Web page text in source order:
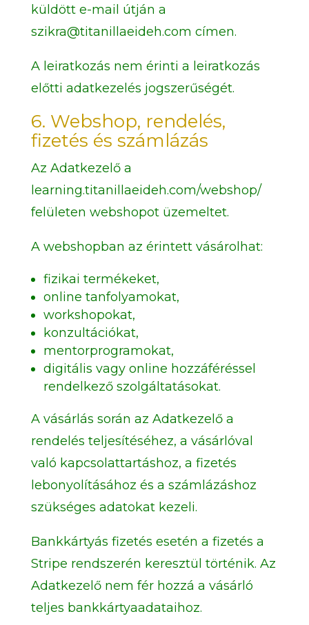
küldött e-mail útján a
szikra@titanillaeideh.com címen.
A leiratkozás nem érinti a leiratkozás
előtti adatkezelés jogszerűségét.
6. Webshop, rendelés,
fizetés és számlázás
Az Adatkezelő a
learning.titanillaeideh.com/webshop/
felületen webshopot üzemeltet.
A webshopban az érintett vásárolhat:
fizikai termékeket,
online tanfolyamokat,
workshopokat,
konzultációkat,
mentorprogramokat,
digitális vagy online hozzáféréssel
rendelkező szolgáltatásokat.
A vásárlás során az Adatkezelő a
rendelés teljesítéséhez, a vásárlóval
való kapcsolattartáshoz, a fizetés
lebonyolításához és a számlázáshoz
szükséges adatokat kezeli.
Bankkártyás fizetés esetén a fizetés a
Stripe rendszerén keresztül történik. Az
Adatkezelő nem fér hozzá a vásárló
teljes bankkártyaadataihoz.